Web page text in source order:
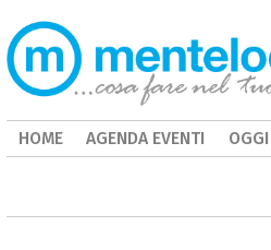
HOME AGENDA EVENTI OGGI